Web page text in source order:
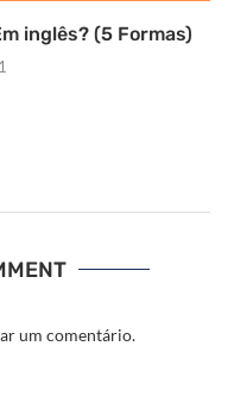
inglês? (5 Formas)
um comentário.